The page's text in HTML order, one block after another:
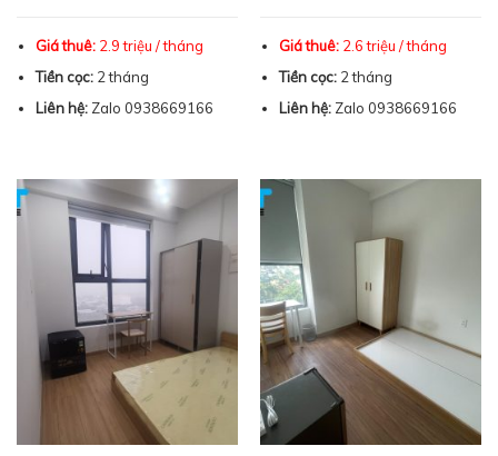
Giá thuê: 2.9 triệu / tháng
Tiền cọc: 2 tháng
Liên hệ: Zalo 0938669166
Giá thuê: 2.6 triệu / tháng
Tiền cọc: 2 tháng
Liên hệ: Zalo 0938669166